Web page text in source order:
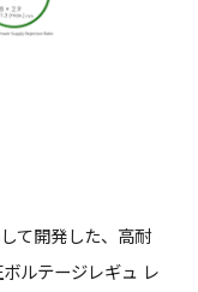
て開発した、高耐
ルテージレギュ レ